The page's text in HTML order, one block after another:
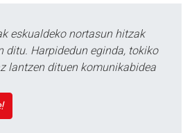
eskualdeko nortasun hitzak
ditu. Harpidedun eginda, tokiko
lantzen dituen komunikabidea